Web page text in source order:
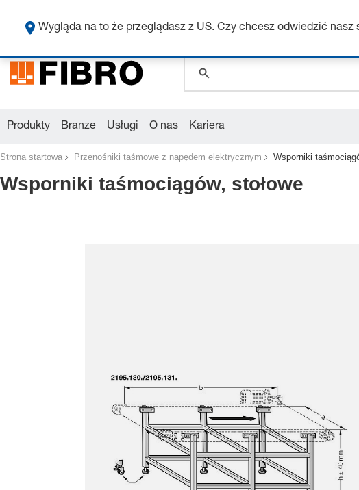
Produkty Branze Usługi O nas Kariera
Strona startowa Przenośniki taśmowe z napędem elektrycznym Wsporniki
Wsporniki taśmociągów, stołowe
Wygląda na to że przeglądasz z US. Czy chcesz odwiedzić nasz